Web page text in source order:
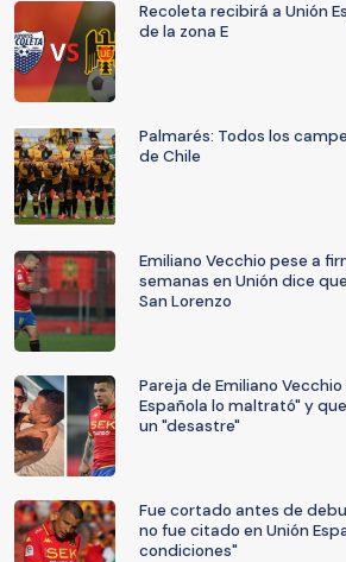
Recoleta recibirá a Unión
de la zona E
Palmarés: Todos los
de Chile
Emiliano Vecchio pese a
semanas en Unión dice
San Lorenzo
Pareja de Emiliano
Española lo maltrató" y
un "desastre"
Fue cortado antes de
no fue citado en Unión
condiciones"